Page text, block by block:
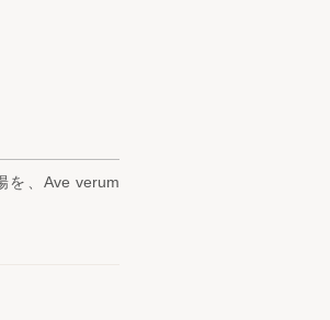
を、Ave verum